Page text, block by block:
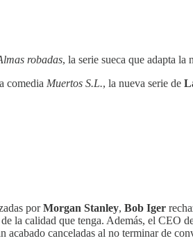
robadas, la serie sueca que adapta la
comedia Muertos S.L., la nueva serie de
porMorgan Stanley, Bob Iger
la calidad que tenga. Además, el CEO
acabado canceladas al no terminar de